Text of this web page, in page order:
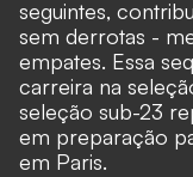
seguintes,
sem derrotas -
empates. Essa
carreira na
seleção sub-23
em preparação
em Paris.